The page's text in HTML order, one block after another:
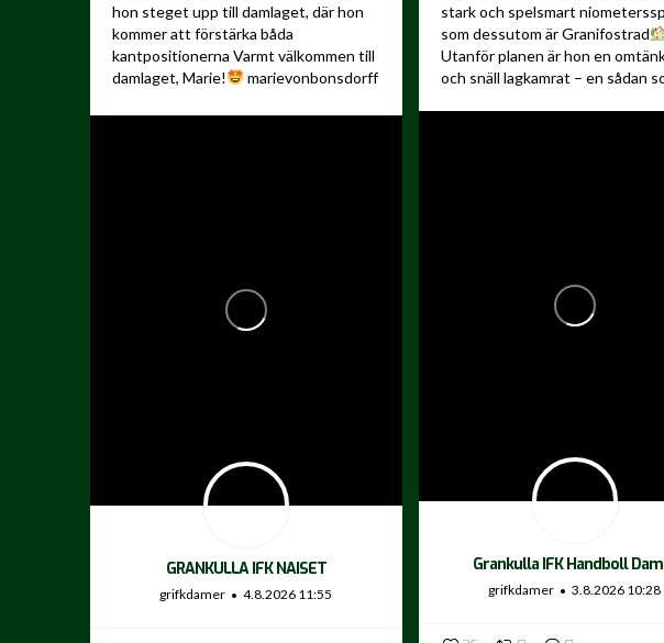
hon steget upp till damlaget, där hon
kommer att förstärka båda
kantpositionerna Varmt välkommen till
damlaget, Marie!
marievonbonsdorff
GRANKULLA IFK NAISET
grifkdamer 4.8.2026 11:55
stark och spelsmart
som dessutom är Granifostrad
Utanför planen är hon en
och snäll lagkamrat – en sådan
Grankulla IFK Handboll
grifkdamer 3.8.2026 10:28